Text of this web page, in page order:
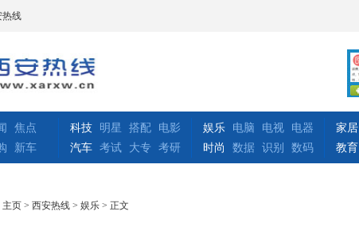
热线
焦点
新车
科技 明星 搭配
电影
汽车 考试 大专 考研
娱乐 电脑 电视
电器
时尚
数据 识别 数码
家居
教育
主页 > 西安热线 > 娱乐 > 正文